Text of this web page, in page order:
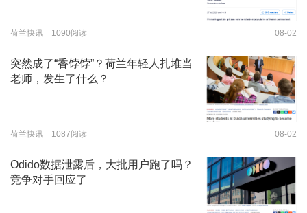
荷兰快讯 1090阅读 08-02
突然成了“香饽饽”？荷兰年轻人扎堆当
老师，发生了什么？
荷兰快讯 1087阅读 08-02
Odido数据泄露后，大批用户跑了吗？
竞争对手回应了